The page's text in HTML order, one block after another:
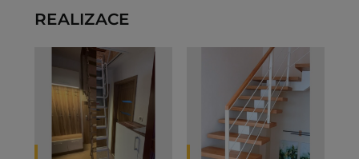
REALIZACE